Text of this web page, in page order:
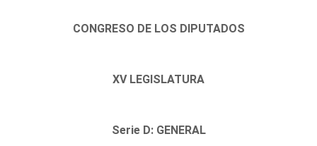
CONGRESO DE LOS DIPUTADOS
XV LEGISLATURA
Serie D: GENERAL